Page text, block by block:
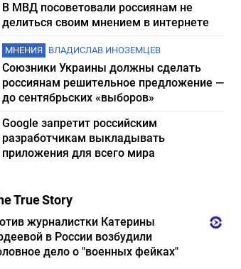
В МВД посоветовали россиянам не
делиться своим мнением в интернете
МНЕНИЯ ВЛАДИСЛАВ ИНОЗЕМЦЕВ
Союзники Украины должны сделать
россиянам решительное предложение —
до сентябрьских «выборов»
Google запретит российским
разработчикам выкладывать
приложения для всего мира